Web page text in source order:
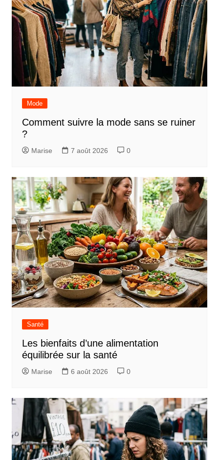
Mode
Comment suivre la mode sans se ruiner
?
Marise 7 août 2026 0
Santé
Les bienfaits d’une alimentation
équilibrée sur la santé
Marise 6 août 2026 0